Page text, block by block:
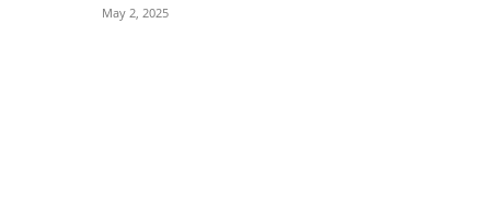
May 2, 2025